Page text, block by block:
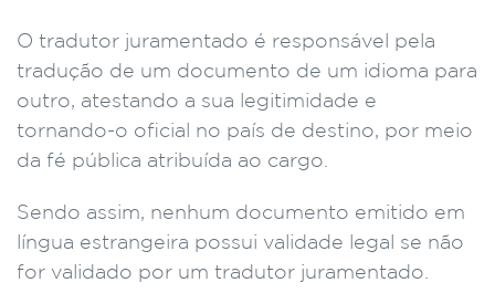
O tradutor juramentado é responsável pela
tradução de um documento de um idioma para
outro, atestando a sua legitimidade e
tornando-o oficial no país de destino, por meio
da fé pública atribuída ao cargo.
Sendo assim, nenhum documento emitido em
língua estrangeira possui validade legal se não
for validado por um tradutor juramentado.